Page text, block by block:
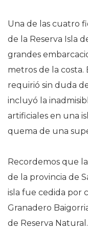
Una de las cuatro
de la Reserva Isla
grandes
metros de la
requirió sin duda
incluyó la
artificiales en una
quema de una
Recordemos que
de la provincia de
isla fue cedida por
Granadero
de Reserva Natural.